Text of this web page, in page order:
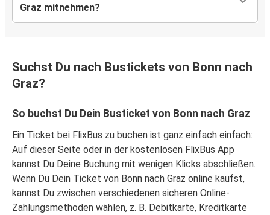
Graz mitnehmen?
Suchst Du nach Bustickets von Bonn nach
Graz?
So buchst Du Dein Busticket von Bonn nach Graz
Ein Ticket bei FlixBus zu buchen ist ganz einfach einfach:
Auf dieser Seite oder in der kostenlosen FlixBus App
kannst Du Deine Buchung mit wenigen Klicks abschließen.
Wenn Du Dein Ticket von Bonn nach Graz online kaufst,
kannst Du zwischen verschiedenen sicheren Online-
Zahlungsmethoden wählen, z. B. Debitkarte, Kreditkarte